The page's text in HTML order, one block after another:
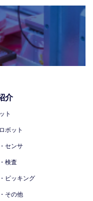
介
ト
ボット
センサ
検査
ピッキング
その他